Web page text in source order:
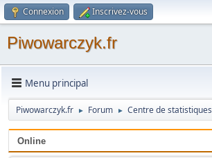
Connexion Inscrivez-vous
Piwowarczyk.fr
Menu principal
Piwowarczyk.fr ► Forum ► Centre de statistiques
Online